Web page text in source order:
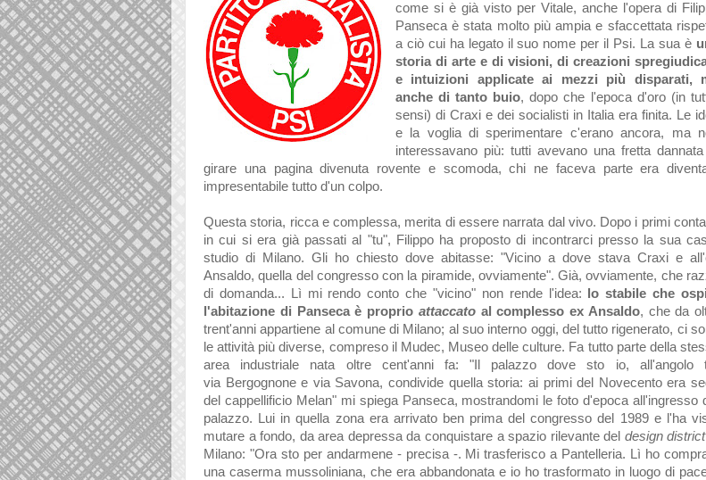
come si è già visto per Vitale, anche l'opera di
Panseca è stata molto più ampia e sfaccettata
a ciò cui ha legato il suo nome per il Psi. La sua è
storia di arte e di visioni, di creazioni
e intuizioni applicate ai mezzi più disparati,
anche di tanto buio, dopo che l'epoca d'oro (in
sensi) di Craxi e dei socialisti in Italia era finita. Le
e la voglia di sperimentare c'erano ancora, ma
interessavano più: tutti avevano una fretta
girare una pagina divenuta rovente e scomoda, chi ne faceva parte era
impresentabile tutto d'un colpo.
Questa storia, ricca e complessa, merita di essere narrata dal vivo. Dopo i primi
in cui si era già passati al "tu", Filippo ha proposto di incontrarci presso la sua
studio di Milano. Gli ho chiesto dove abitasse: "Vicino a dove stava Craxi e
Ansaldo, quella del congresso con la piramide, ovviamente". Già, ovviamente, che
di domanda... Lì mi rendo conto che "vicino" non rende l'idea:
lo stabile che
l'abitazione di Panseca è proprio attaccatoal complesso ex Ansaldo, che da
trent'anni appartiene al comune di Milano; al suo interno oggi, del tutto rigenerato, ci
le attività più diverse, compreso il Mudec, Museo delle culture. Fa tutto parte della
area industriale nata oltre cent'anni fa: "Il palazzo dove sto io, all'angolo
via Bergognone e via Savona, condivide quella storia: ai primi del Novecento era
del cappellificio Melan" mi spiega Panseca, mostrandomi le foto d'epoca all'ingresso
palazzo. Lui in quella zona era arrivato ben prima del congresso del 1989 e l'ha
mutare a fondo, da area depressa da conquistare a spazio rilevante del design
Milano: "Ora sto per andarmene - precisa -. Mi trasferisco a Pantelleria. Lì ho
una caserma mussoliniana, che era abbandonata e io ho trasformato in luogo di